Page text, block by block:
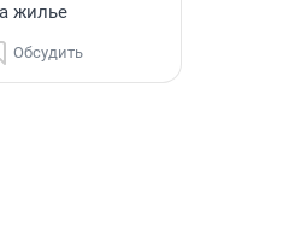
жилье
Обсудить